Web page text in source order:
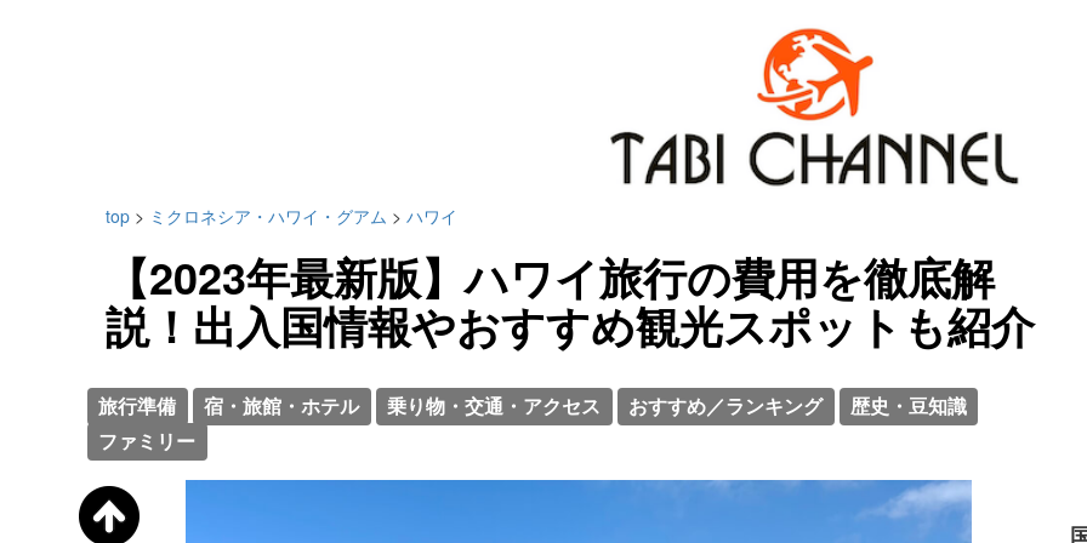
top > ミクロネシア・ハワイ・グアム > ハワイ
【2023年最新版】ハワイ旅行の費用を徹底解
説！出入国情報やおすすめ観光スポットも紹介
旅行準備 宿・旅館・ホテル 乗り物・交通・アクセス おすすめ／ランキング
歴史・豆知識
ファミリー